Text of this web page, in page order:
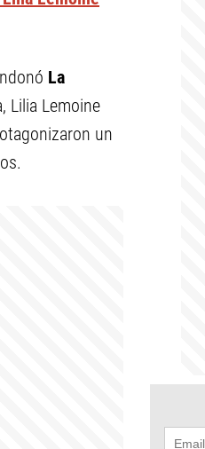
La
Lilia Lemoine
un